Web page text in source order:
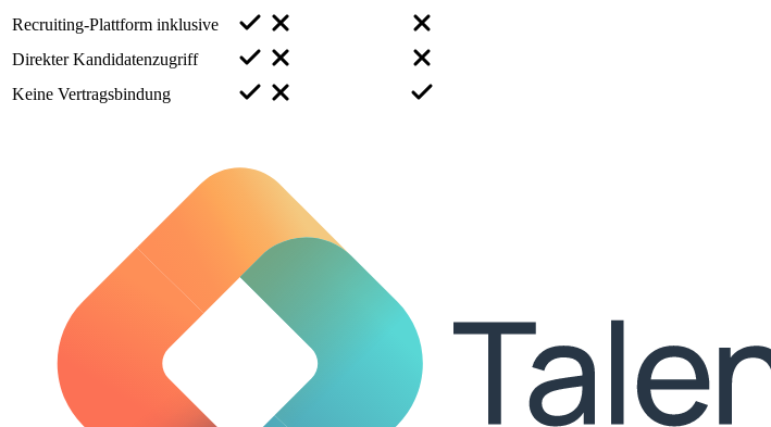
Recruiting-Plattform inklusive
Direkter Kandidatenzugriff
Keine Vertragsbindung